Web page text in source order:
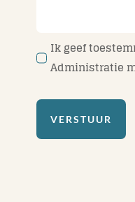
Ik geef
Administratie
VERSTUUR